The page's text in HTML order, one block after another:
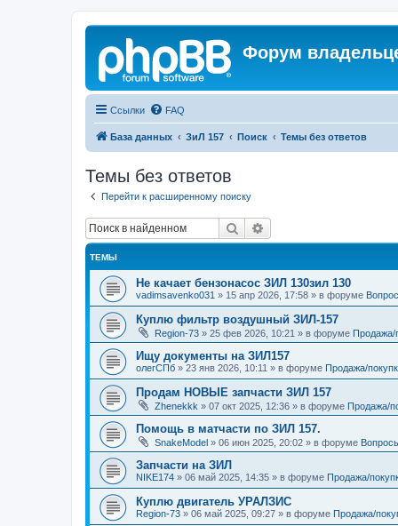
Форум
Ссылки FAQ
База данных ЗиЛ 157 Поиск Темы без ответов
Темы без ответов
Перейти к расширенному поиску
Поиск
ТЕМЫ
Не качает бензонасос ЗИЛ 130зил 130
vadimsavenko031 » 15 апр 2026, 17:58 » в форуме
Куплю фильтр воздушный ЗИЛ-157
Region-73 » 25 фев 2026, 10:21 » в форуме Продажа/
Ищу документы на ЗИЛ157
олегСПб » 23 янв 2026, 10:11 » в форуме Продажа/
Продам НОВЫЕ запчасти ЗИЛ 157
Zhenekkk » 07 окт 2025, 12:36 » в форуме Продажа/
Помощь в матчасти по ЗИЛ 157.
SnakeModel » 06 июн 2025, 20:02 » в форуме
Запчасти на ЗИЛ
NIKE174 » 06 май 2025, 14:35 » в форуме Продажа/
Куплю двигатель УРАЛЗИС
Region-73 » 06 май 2025, 09:27 » в форуме Продажа/